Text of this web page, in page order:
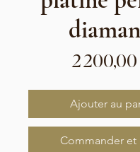
2
Ajouter au
Commander et